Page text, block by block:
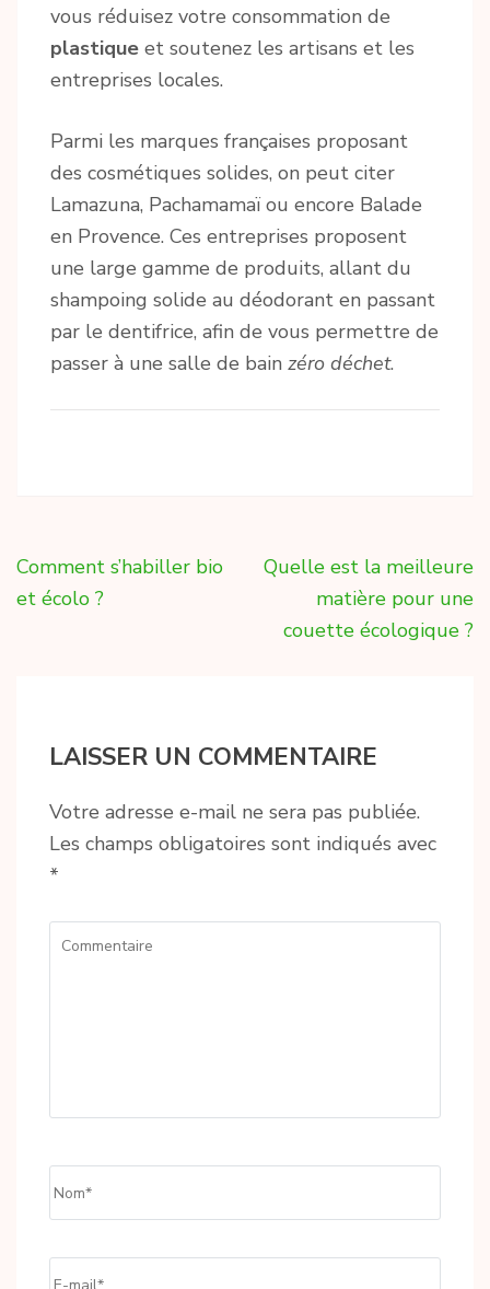
vous réduisez votre consommation de
plastique et soutenez les artisans et les
entreprises locales.
Parmi les marques françaises proposant
des cosmétiques solides, on peut citer
Lamazuna, Pachamamaï ou encore Balade
en Provence. Ces entreprises proposent
une large gamme de produits, allant du
shampoing solide au déodorant en passant
par le dentifrice, afin de vous permettre de
passer à une salle de bain zéro déchet.
Navigation
de
Comment s’habiller bio
et écolo ?
Quelle est la meilleure
matière pour une
couette écologique ?
LAISSER UN COMMENTAIRE
Votre adresse e-mail ne sera pas publiée.
Les champs obligatoires sont indiqués avec
*
Commentaire